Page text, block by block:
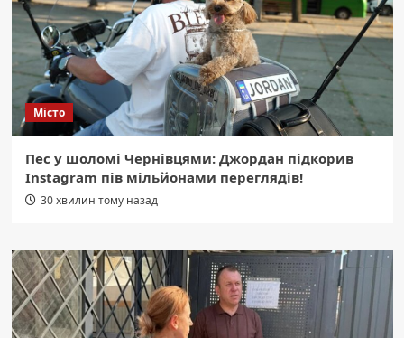
Місто
Пес у шоломі Чернівцями: Джордан підкорив
Instagram пів мільйонами переглядів!
30 хвилин тому назад